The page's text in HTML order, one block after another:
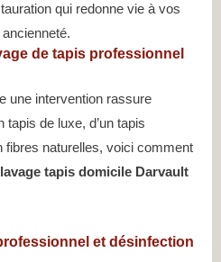
qui redonne vie à vos
de tapis professionnel
une intervention rassure
tapis de luxe, d’un tapis
fibres naturelles, voici comment
lavage tapis domicile Darvault
et désinfection